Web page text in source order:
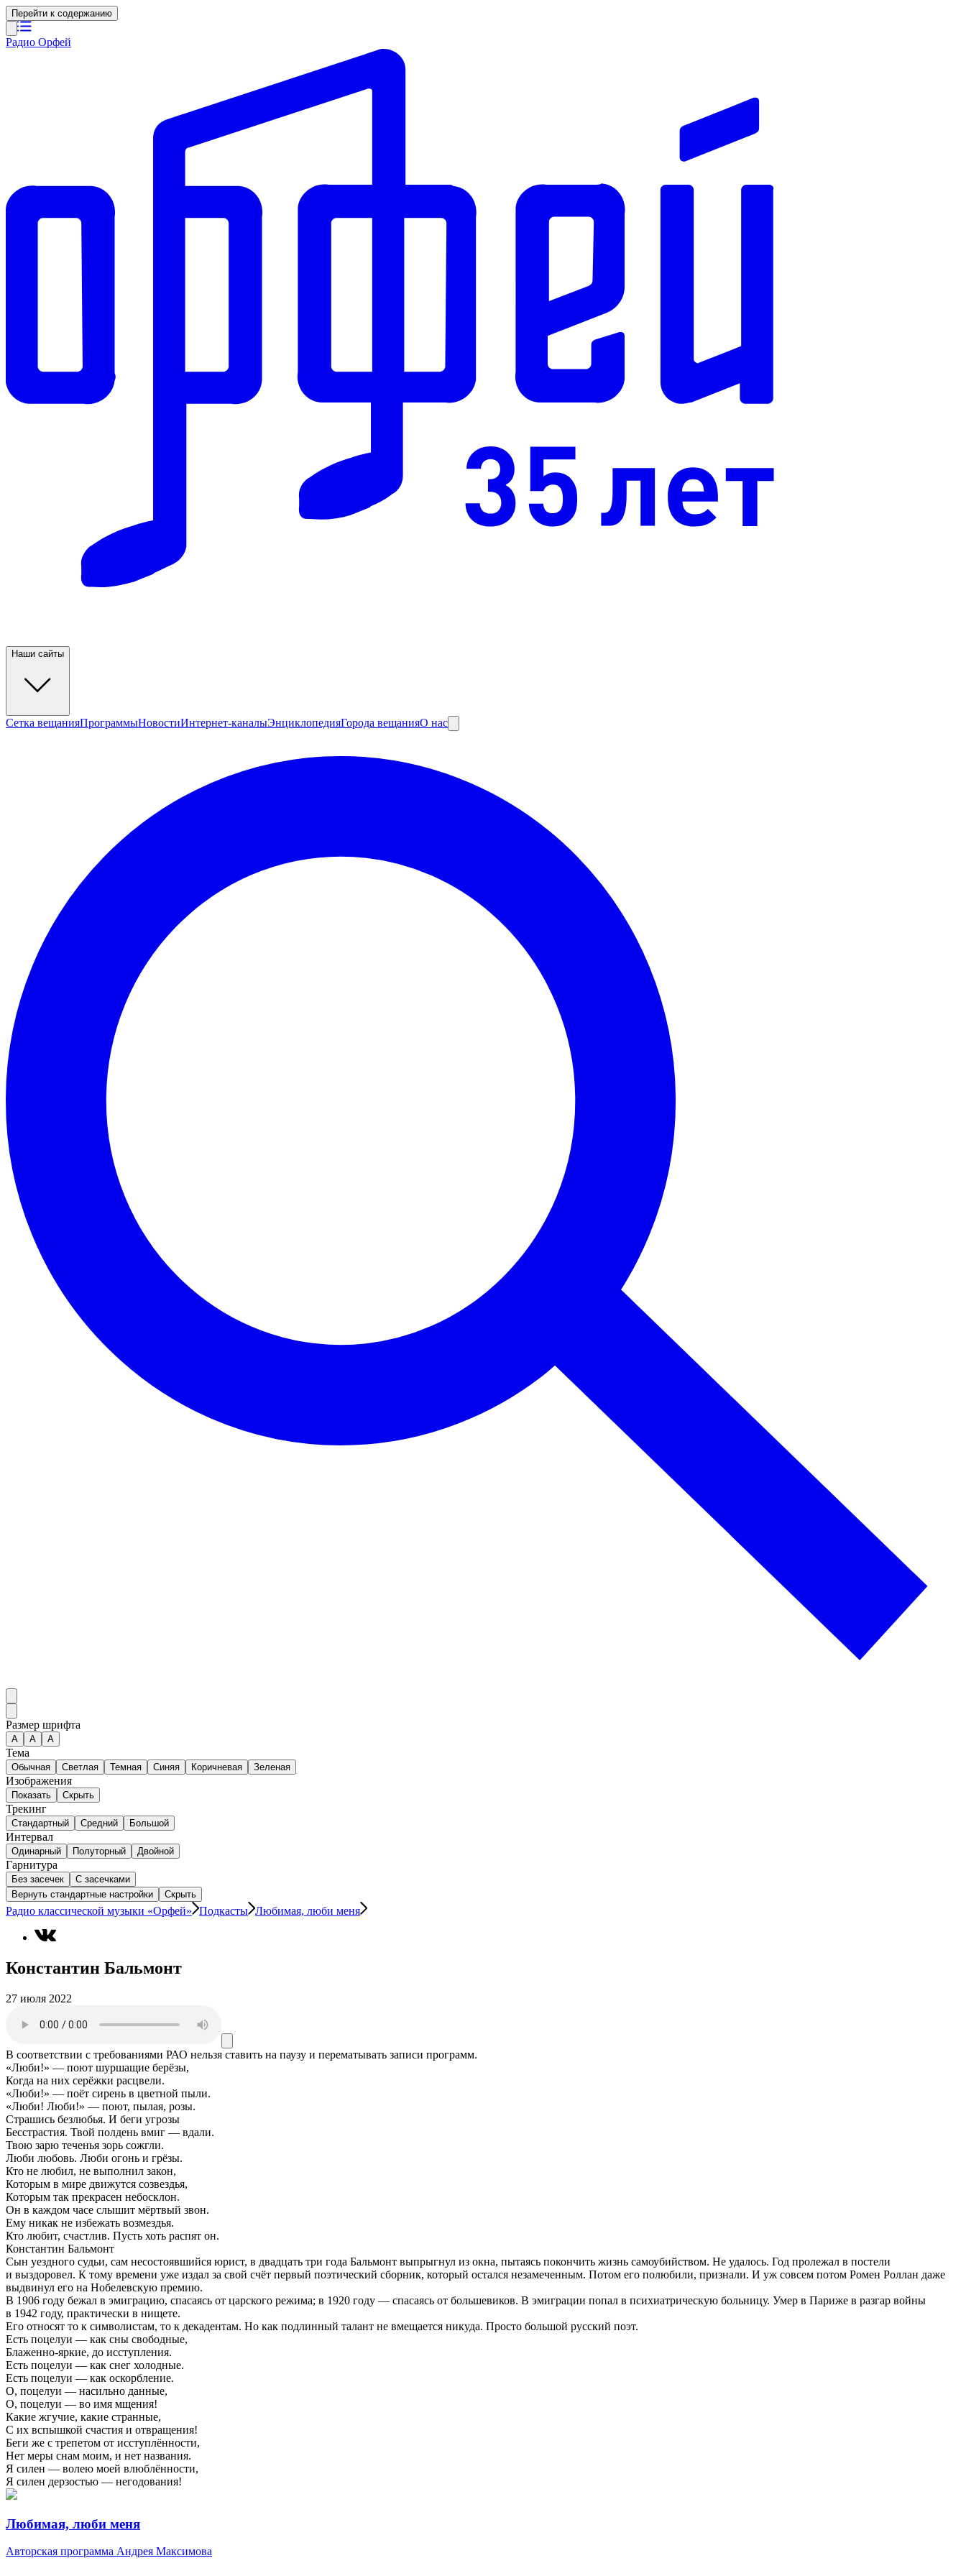
Перейти к содержанию
Радио Орфей
Наши сайты
Сетка вещанияПрограммыНовостиИнтернет-каналыЭнциклопедияГорода вещанияО нас
Размер шрифта
А A A
Тема
Обычная Светлая Темная Синяя Коричневая Зеленая
Изображения
Показать Скрыть
Трекинг
Стандартный Средний Большой
Интервал
Одинарный Полуторный Двойной
Гарнитура
Без засечек
С засечками
Вернуть стандартные настройки
Скрыть
Радио классической музыки «Орфей» Подкасты Любимая, люби меня
Константин Бальмонт
27 июля 2022
В соответствии с требованиями РАО нельзя ставить на паузу и перематывать записи программ.
«Люби!» — поют шуршащие берёзы,
Когда на них серёжки расцвели.
«Люби!» — поёт сирень в цветной пыли.
«Люби! Люби!» — поют, пылая, розы.
Страшись безлюбья. И беги угрозы
Бесстрастия. Твой полдень вмиг — вдали.
Твою зарю теченья зорь сожгли.
Люби любовь. Люби огонь и грёзы.
Кто не любил, не выполнил закон,
Которым в мире движутся созвездья,
Которым так прекрасен небосклон.
Он в каждом часе слышит мёртвый звон.
Ему никак не избежать возмездья.
Кто любит, счастлив. Пусть хоть распят он.
Константин Бальмонт
Сын уездного судьи, сам несостоявшийся юрист, в двадцать три года Бальмонт выпрыгнул из окна, пытаясь покончить жизнь самоубийством. Не удалось. Год пролежал в постели
и выздоровел. К тому времени уже издал за свой счёт первый поэтический сборник, который остался незамеченным. Потом его полюбили, признали. И уж совсем потом Ромен Роллан даже
выдвинул его на Нобелевскую премию.
В 1906 году бежал в эмиграцию, спасаясь от царского режима; в 1920 году — спасаясь от большевиков. В эмиграции попал в психиатрическую больницу. Умер в Париже в разгар войны
в 1942 году, практически в нищете.
Его относят то к символистам, то к декадентам. Но как подлинный талант не вмещается никуда. Просто большой русский поэт.
Есть поцелуи — как сны свободные,
Блаженно-яркие, до исступления.
Есть поцелуи — как снег холодные.
Есть поцелуи — как оскорбление.
О, поцелуи — насильно данные,
О, поцелуи — во имя мщения!
Какие жгучие, какие странные,
С их вспышкой счастия и отвращения!
Беги же с трепетом от исступлённости,
Нет меры снам моим, и нет названия.
Я силен — волею моей влюблённости,
Я силен дерзостью — негодования!
Любимая, люби меня
Авторская программа Андрея Максимова